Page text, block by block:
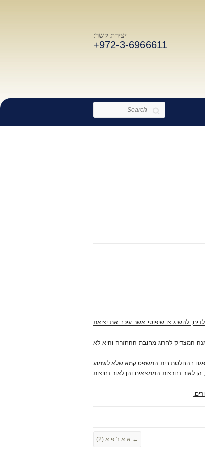
יצירת קשר:
+972-3-6966611
Search
להשיג צו שיפוטי אשר עיכב את יציאת
המצדיק לחרוג מחובת ההחזרה והיא לא
בהחלטת בית המשפט קמא שלא לשמוע
לאור נחרצות הממצאים והן לאור נחיצות
← א.א נ' פ.א (2)